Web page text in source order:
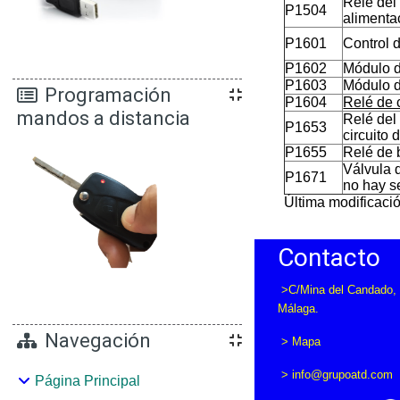
Programación
mandos a distancia
Navegación
Página Principal
P1504
P1601
Control
P1602
Módulo
P1603
Módulo
P1604
Relé de
P1653
Relé
circuito
P1655
Relé de
P1671
Válvula
no hay
Última
Contacto
>C/Mina del Candado,
Málaga.
> Mapa
> info@grupoatd.com